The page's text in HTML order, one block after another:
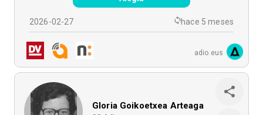
2026-02-27 hace 5 meses
adio.eus
Gloria Goikoetxea Arteaga